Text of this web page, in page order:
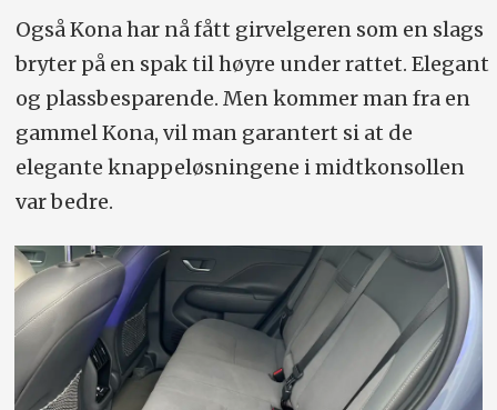
Også Kona har nå fått girvelgeren som en slags
bryter på en spak til høyre under rattet. Elegant
og plassbesparende. Men kommer man fra en
gammel Kona, vil man garantert si at de
elegante knappeløsningene i midtkonsollen
var bedre.